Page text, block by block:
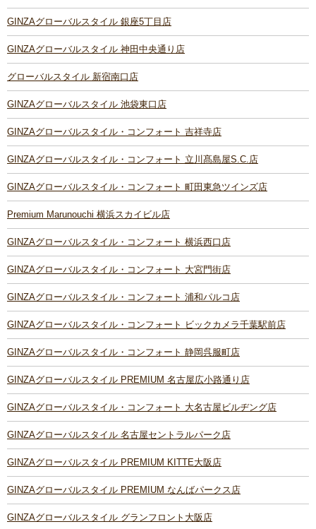
GINZAグローバルスタイル 銀座5丁目店
GINZAグローバルスタイル 神田中央通り店
グローバルスタイル 新宿南口店
GINZAグローバルスタイル 池袋東口店
GINZAグローバルスタイル・コンフォート 吉祥寺店
GINZAグローバルスタイル・コンフォート 立川髙島屋S.C.店
GINZAグローバルスタイル・コンフォート 町田東急ツインズ店
Premium Marunouchi 横浜スカイビル店
GINZAグローバルスタイル・コンフォート 横浜西口店
GINZAグローバルスタイル・コンフォート 大宮門街店
GINZAグローバルスタイル・コンフォート 浦和パルコ店
GINZAグローバルスタイル・コンフォート ビックカメラ千葉駅前店
GINZAグローバルスタイル・コンフォート 静岡呉服町店
GINZAグローバルスタイル PREMIUM 名古屋広小路通り店
GINZAグローバルスタイル・コンフォート 大名古屋ビルヂング店
GINZAグローバルスタイル 名古屋セントラルパーク店
GINZAグローバルスタイル PREMIUM KITTE大阪店
GINZAグローバルスタイル PREMIUM なんばパークス店
GINZAグローバルスタイル グランフロント大阪店